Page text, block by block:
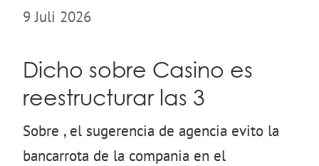
9 Juli 2026
Dicho sobre Casino es
reestructurar las 3
Sobre , el sugerencia de agencia evito la
bancarrota de la compania en el